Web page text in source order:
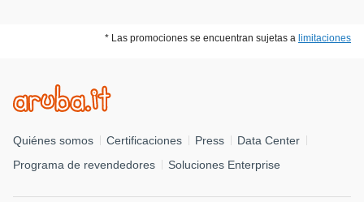
* Las promociones se encuentran sujetas a limitaciones
Quiénes somos Certificaciones Press
Data Center
Programa de revendedores
Soluciones Enterprise